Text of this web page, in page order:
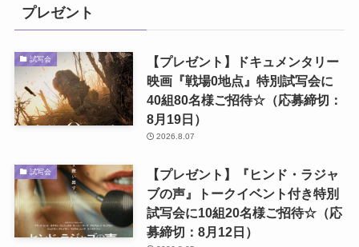
プレゼント
試写会
【プレゼント】ドキュメンタリー
映画『戦場0地点』特別試写会に
40組80名様ご招待☆（応募締切：
8月19日）
2026.8.07
試写会
【プレゼント】『ヒンド・ラジャ
ブの声』トークイベント付き特別
試写会に10組20名様ご招待☆（応
募締切：8月12日）